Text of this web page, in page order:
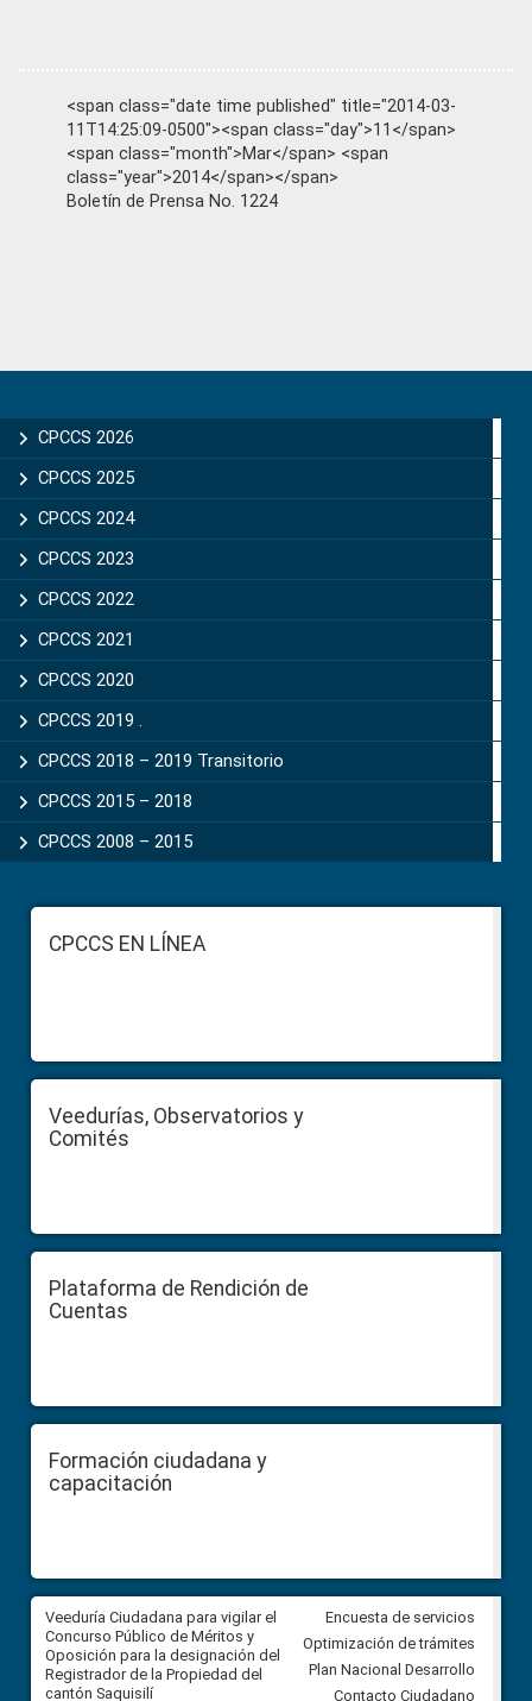
<span class="date time published" title="2014-03-
11T14:25:09-0500"><span class="day">11</span>
<span class="month">Mar</span> <span
class="year">2014</span></span>
Boletín de Prensa No. 1224
Sidebar
CPCCS 2026
CPCCS 2025
CPCCS 2024
CPCCS 2023
CPCCS 2022
CPCCS 2021
CPCCS 2020
CPCCS 2019 .
CPCCS 2018 – 2019 Transitorio
CPCCS 2015 – 2018
CPCCS 2008 – 2015
FooterCPCCS EN LÍNEA
Veedurías, Observatorios y
Comités
Plataforma de Rendición de
Cuentas
Formación ciudadana y
capacitación
Veeduría Ciudadana para vigilar el
Concurso Público de Méritos y
Oposición para la designación del
Registrador de la Propiedad del
cantón Saquisilí
Veeduría Ciudadana para
construcción del asfaltado de
Ballenita del cantón Santa
Encuesta de servicios
Optimización de trámites
Plan Nacional Desarrollo
Contacto Ciudadano